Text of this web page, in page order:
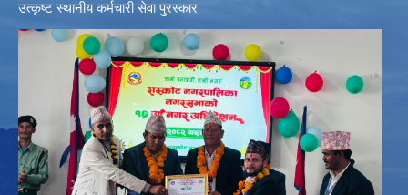
उत्‍कृष्ट स्थानीय कर्मचारी सेवा पुरस्कार